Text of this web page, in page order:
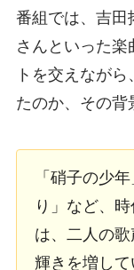
番組では、吉田
さんといった
トを交えなが
たのか、その背
「硝子の少
り」など、
は、二人の
輝きを増して